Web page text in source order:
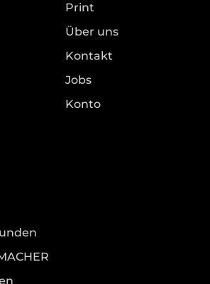
Print
Über uns
Kontakt
Jobs
Konto